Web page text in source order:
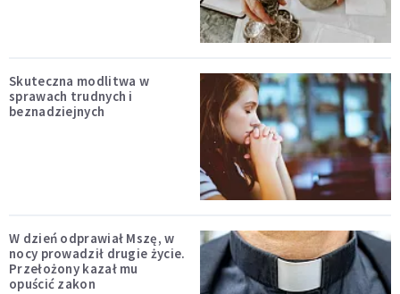
Skuteczna modlitwa w
sprawach trudnych i
beznadziejnych
W dzień odprawiał Mszę, w
nocy prowadził drugie życie.
Przełożony kazał mu
opuścić zakon